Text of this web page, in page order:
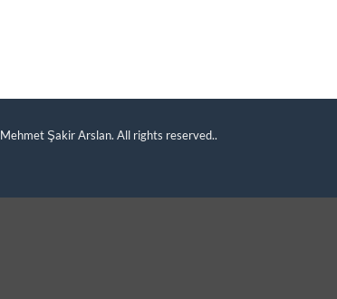
Mehmet Şakir Arslan. All rights reserved..